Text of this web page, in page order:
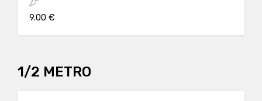
9.00 €
1/2 METRO